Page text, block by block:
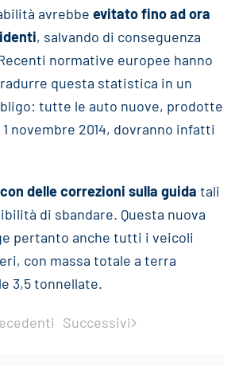
avrebbe evitato fino ad ora
, salvando di conseguenza
normative europee hanno
questa statistica in un
tutte le auto nuove, prodotte
novembre 2014, dovranno infatti
delle correzioni sulla guida tali
di sbandare. Questa nuova
pertanto anche tutti i veicoli
con massa totale a terra
3,5 tonnellate.
Successivi